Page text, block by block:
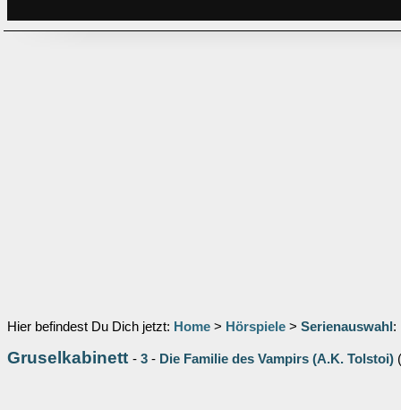
Hier befindest Du Dich jetzt: Home > Hörspiele > Serienauswahl :
Gruselkabinett - 3 - Die Familie des Vampirs (A.K. Tolstoi) (